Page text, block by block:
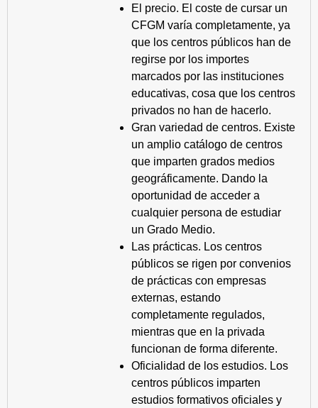
El precio. El coste de cursar un
CFGM varía completamente, ya
que los centros públicos han de
regirse por los importes
marcados por las instituciones
educativas, cosa que los centros
privados no han de hacerlo.
Gran variedad de centros. Existe
un amplio catálogo de centros
que imparten grados medios
geográficamente. Dando la
oportunidad de acceder a
cualquier persona de estudiar
un Grado Medio.
Las prácticas. Los centros
públicos se rigen por convenios
de prácticas con empresas
externas, estando
completamente regulados,
mientras que en la privada
funcionan de forma diferente.
Oficialidad de los estudios. Los
centros públicos imparten
estudios formativos oficiales y